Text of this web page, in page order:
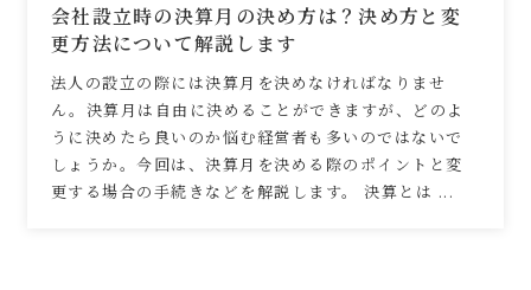
会社設立時の決算月の決め方は？決め方と変
更方法について解説します
法人の設立の際には決算月を決めなければなりませ
ん。決算月は自由に決めることができますが、どのよ
うに決めたら良いのか悩む経営者も多いのではないで
しょうか。今回は、決算月を決める際のポイントと変
更する場合の手続きなどを解説します。 決算とは ...